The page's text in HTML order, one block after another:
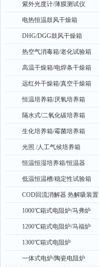
紫外光度计/薄膜测试仪
电热恒温鼓风干燥箱
DHG/DGG鼓风干燥箱
热空气消毒箱/老化试验箱
高温干燥箱/电焊条干燥箱
远红外干燥箱/真空干燥箱
恒温培养箱/厌氧培养箱
隔水式/二氧化碳培养箱
生化培养箱/霉菌培养箱
光照 /人工气候培养箱
恒温恒湿培养箱/恒温器
低温恒温槽/稳定性试验箱
COD回流消解器 热解吸装置
1000℃箱式电阻炉/马弗炉
1200℃箱式电阻炉/马福炉
1300℃箱式电阻炉
一体式电炉/陶瓷电阻炉